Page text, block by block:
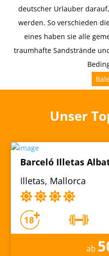
deutscher Urlauber
werden. So verschieden
eines haben sie alle
traumhafte Sandstrände
Unser
Barceló Illetas
Illetas, Mallorca
ab